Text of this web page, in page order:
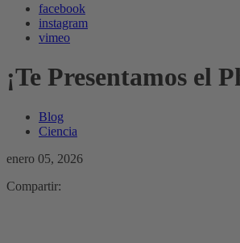
facebook
instagram
vimeo
¡Te Presentamos el
Blog
Ciencia
enero 05, 2026
Compartir: